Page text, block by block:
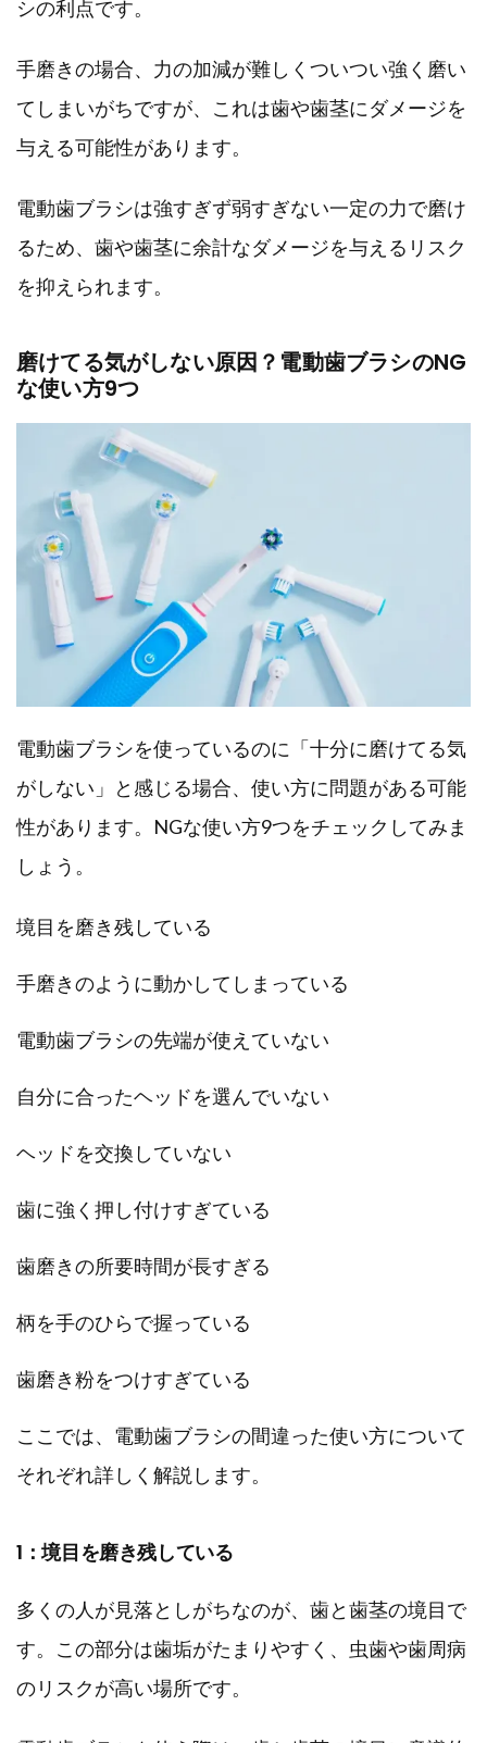
シの利点です。
手磨きの場合、力の加減が難しくついつい強く磨い
てしまいがちですが、これは歯や歯茎にダメージを
与える可能性があります。
電動歯ブラシは強すぎず弱すぎない一定の力で磨け
るため、歯や歯茎に余計なダメージを与えるリスク
を抑えられます。
磨けてる気がしない原因？電動歯ブラシのNG
な使い方9つ
電動歯ブラシを使っているのに「十分に磨けてる気
がしない」と感じる場合、使い方に問題がある可能
性があります。NGな使い方9つをチェックしてみま
しょう。
境目を磨き残している
手磨きのように動かしてしまっている
電動歯ブラシの先端が使えていない
自分に合ったヘッドを選んでいない
ヘッドを交換していない
歯に強く押し付けすぎている
歯磨きの所要時間が長すぎる
柄を手のひらで握っている
歯磨き粉をつけすぎている
ここでは、電動歯ブラシの間違った使い方について
それぞれ詳しく解説します。
1：境目を磨き残している
多くの人が見落としがちなのが、歯と歯茎の境目で
す。この部分は歯垢がたまりやすく、虫歯や歯周病
のリスクが高い場所です。